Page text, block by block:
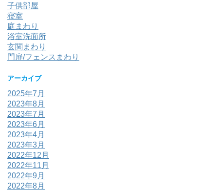
子供部屋
寝室
庭まわり
浴室洗面所
玄関まわり
門扉/フェンスまわり
アーカイブ
2025年7月
2023年8月
2023年7月
2023年6月
2023年4月
2023年3月
2022年12月
2022年11月
2022年9月
2022年8月